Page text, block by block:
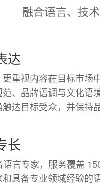
融合语言、技
达
重视内容在目标市场
、品牌语调与文化语
达目标受众，并保持
长
言专家，服务覆盖
具备专业领域经验的